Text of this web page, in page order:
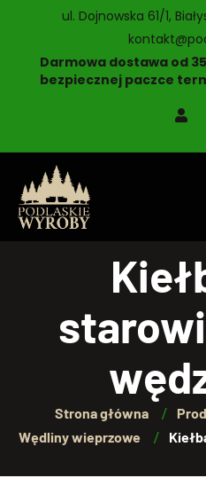
ul. Dojnowska 61/1,
Darmowa dostawa od
bezpiecznej paczce
Strona główna
Wędliny wieprzowe